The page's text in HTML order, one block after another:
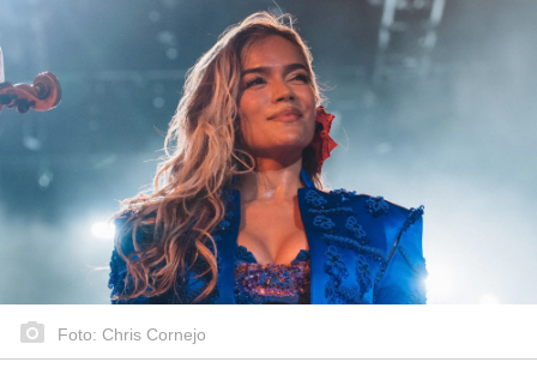
Foto: Chris Cornejo